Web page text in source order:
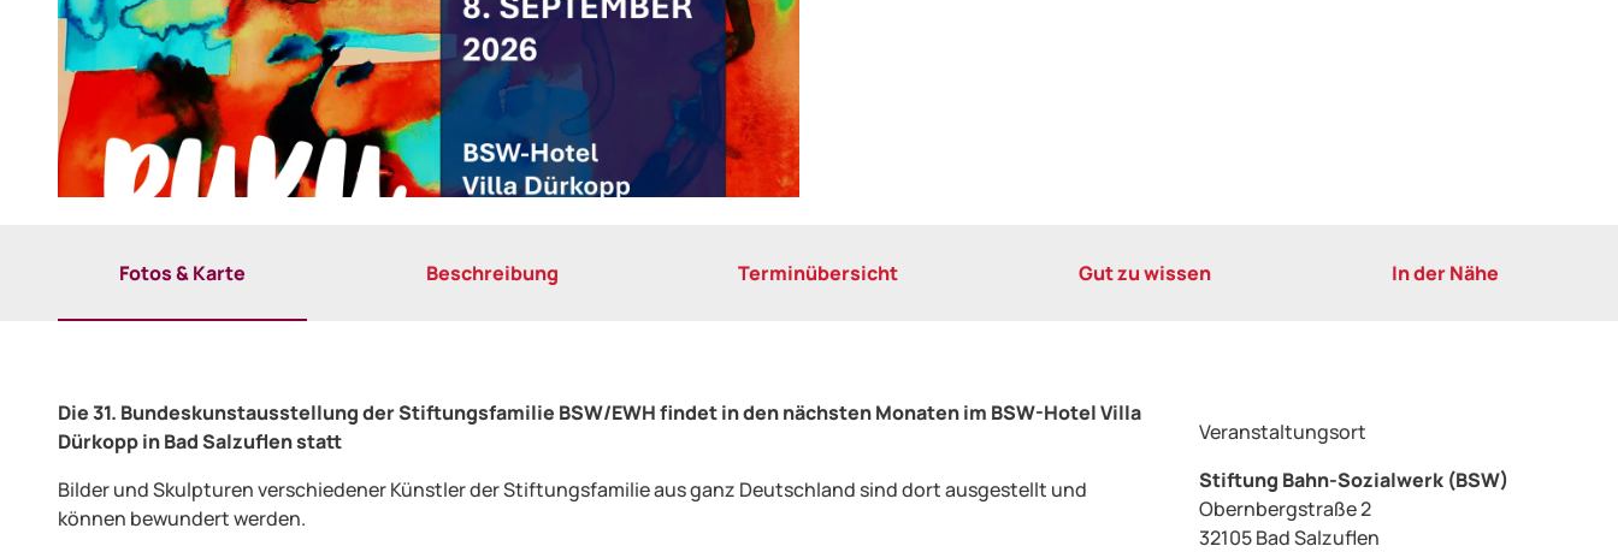
Fotos & Karte Beschreibung Terminübersicht Gut zu wissen In der Nähe
Die 31. Bundeskunstausstellung der Stiftungsfamilie BSW/EWH findet in den nächsten Monaten im BSW-Hotel Villa
Dürkopp in Bad Salzuflen statt
Bilder und Skulpturen verschiedener Künstler der Stiftungsfamilie aus ganz Deutschland sind dort ausgestellt und
können bewundert werden.
Veranstaltungsort
Stiftung Bahn-Sozialwerk (BSW)
Obernbergstraße 2
32105Bad Salzuflen